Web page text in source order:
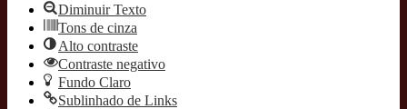
Diminuir Texto
Tons de cinza
Alto contraste
Contraste negativo
Fundo Claro
Sublinhado de Links